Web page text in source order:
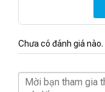
Chưa có đánh giá nào.